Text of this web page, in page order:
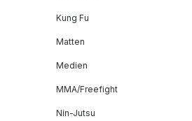
Kung Fu
Matten
Medien
MMA/Freefight
Nin-Jutsu